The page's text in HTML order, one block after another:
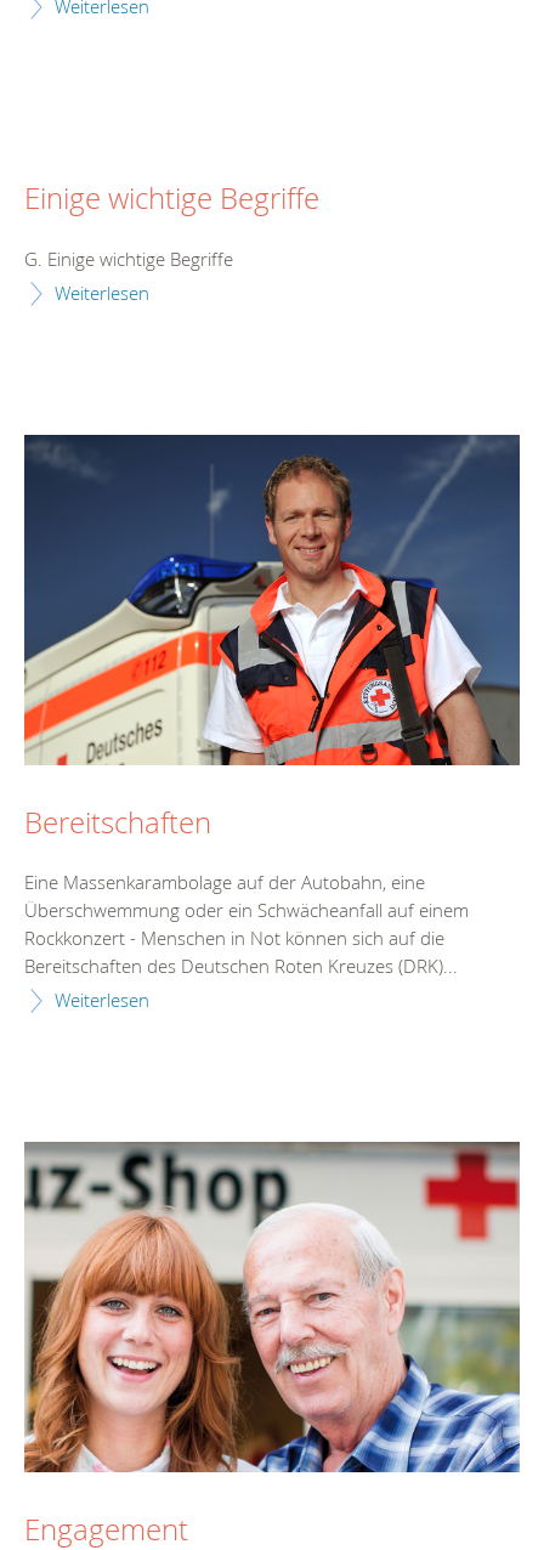
Weiterlesen
Einige wichtige Begriffe
G. Einige wichtige Begriffe
Weiterlesen
Bereitschaften
Eine Massenkarambolage auf der Autobahn, eine
Überschwemmung oder ein Schwächeanfall auf einem
Rockkonzert - Menschen in Not können sich auf die
Bereitschaften des Deutschen Roten Kreuzes (DRK)...
Weiterlesen
Engagement